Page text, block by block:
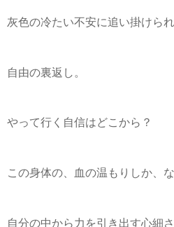
灰色の冷たい不安に追い掛けられ
自由の裏返し。
やって行く自信はどこから？
この身体の、血の温もりしか、な
自分の中から力を引き出す心細さ